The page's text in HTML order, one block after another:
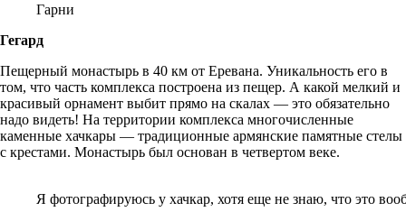
Гарни
Гегард
Пещерный монастырь в 40 км от Еревана. Уникальность его в
том, что часть комплекса построена из пещер. А какой мелкий и
красивый орнамент выбит прямо на скалах — это обязательно
надо видеть! На территории комплекса многочисленные
каменные хачкары — традиционные армянские памятные стелы
с крестами. Монастырь был основан в четвертом веке.
Я фотографируюсь у хачкар, хотя еще не знаю, что это